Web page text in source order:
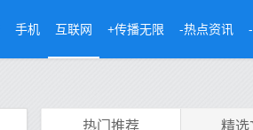
手机 互联网 +传播无限 -热点资讯
热门推荐 精选